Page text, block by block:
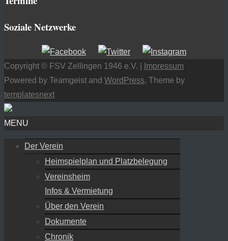
Soziale Netzwerke
Copyright © FSV Zellingen 1946 e.V. |
Impressum
Powered by Teamgeist and WordPress, Theme by
templatesnext
MENU
Der Verein
Heimspielplan und Platzbelegung
Vereinsheim
Infos & Vermietung
Über den Verein
Dokumente
Chronik